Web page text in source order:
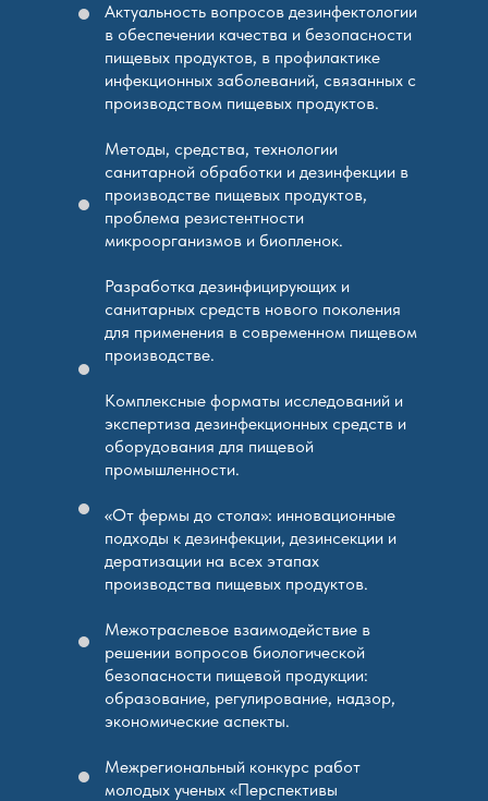
вузов, занимающихся обучением по
соответствующим направлениям
подготовки
Актуальность вопросов дезинфектологии
в обеспечении качества и безопасности
пищевых продуктов, в профилактике
инфекционных заболеваний, связанных с
производством пищевых продуктов.
Методы, средства, технологии
санитарной обработки и дезинфекции в
производстве пищевых продуктов,
проблема резистентности
микроорганизмов и биопленок.
Разработка дезинфицирующих и
санитарных средств нового поколения
для применения в современном пищевом
производстве.
Комплексные форматы исследований и
экспертиза дезинфекционных средств и
оборудования для пищевой
промышленности.
«От фермы до стола»: инновационные
подходы к дезинфекции, дезинсекции и
дератизации на всех этапах
производства пищевых продуктов.
Межотраслевое взаимодействие в
решении вопросов биологической
безопасности пищевой продукции:
образование, регулирование, надзор,
экономические аспекты.
Межрегиональный конкурс работ
молодых ученых «Перспективы